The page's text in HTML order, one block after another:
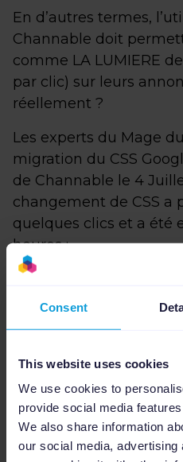
Consent
This website uses cookies
We use cookies to
provide social media
We also share information
our social media,
En d’autres termes,
Channable doit
comme LA LUMIERE
par clic) sur leurs
réellement ?
Les experts du Mage
migration du CSS
de Channable le 4
changement de CSS a
quelques clics et a été
heures :
La demande
de CSS a été
matinée vers
effective
tard, en début
même jour. Le